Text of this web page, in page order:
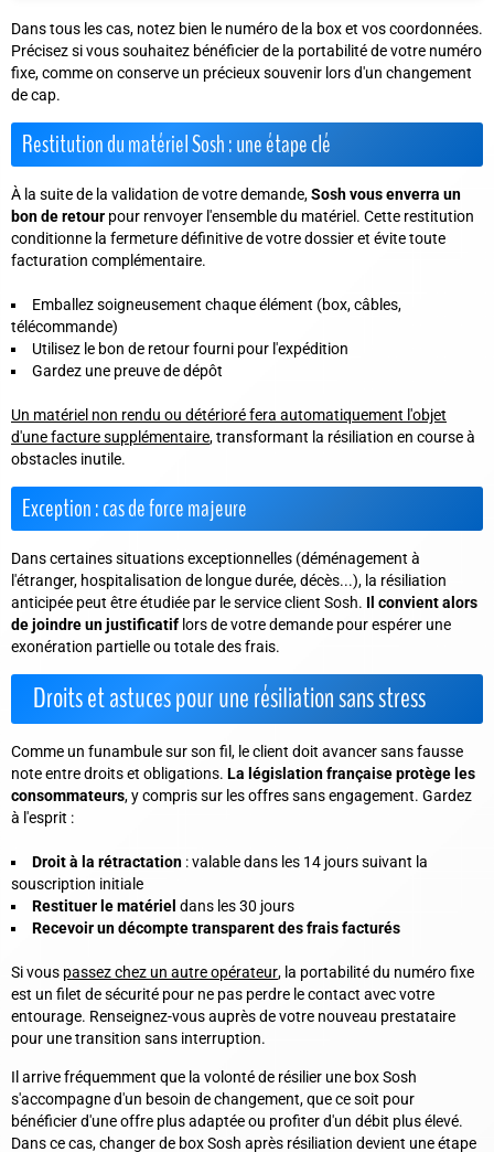
Dans tous les cas, notez bien le numéro de la box et vos coordonnées.
Précisez si vous souhaitez bénéficier de la portabilité de votre numéro
fixe, comme on conserve un précieux souvenir lors d'un changement
de cap.
Restitution du matériel Sosh : une étape clé
À la suite de la validation de votre demande,Sosh vous enverra un
bon de retour pour renvoyer l'ensemble du matériel. Cette restitution
conditionne la fermeture définitive de votre dossier et évite toute
facturation complémentaire.
Emballez soigneusement chaque élément (box, câbles,
télécommande)
Utilisez le bon de retour fourni pour l'expédition
Gardez une preuve de dépôt
Un matériel non rendu ou détérioré fera automatiquement l'objet
d'une facture supplémentaire, transformant la résiliation en course à
obstacles inutile.
Exception : cas de force majeure
Dans certaines situations exceptionnelles (déménagement à
l'étranger, hospitalisation de longue durée, décès...), la résiliation
anticipée peut être étudiée par le service client Sosh. Il convient alors
de joindre un justificatif lors de votre demande pour espérer une
exonération partielle ou totale des frais.
Droits et astuces pour une résiliation sans stress
Comme un funambule sur son fil, le client doit avancer sans fausse
note entre droits et obligations. La législation française protège les
consommateurs, y compris sur les offres sans engagement. Gardez
à l'esprit :
Droit à la rétractation : valable dans les 14 jours suivant la
souscription initiale
Restituer le matériel dans les 30 jours
Recevoir un décompte transparent des frais facturés
Si vous passez chez un autre opérateur, la portabilité du numéro fixe
est un filet de sécurité pour ne pas perdre le contact avec votre
entourage. Renseignez-vous auprès de votre nouveau prestataire
pour une transition sans interruption.
Il arrive fréquemment que la volonté de résilier une box Sosh
s'accompagne d'un besoin de changement, que ce soit pour
bénéficier d'une offre plus adaptée ou profiter d'un débit plus élevé.
Dans ce cas, changer de box Sosh après résiliation devient une étape